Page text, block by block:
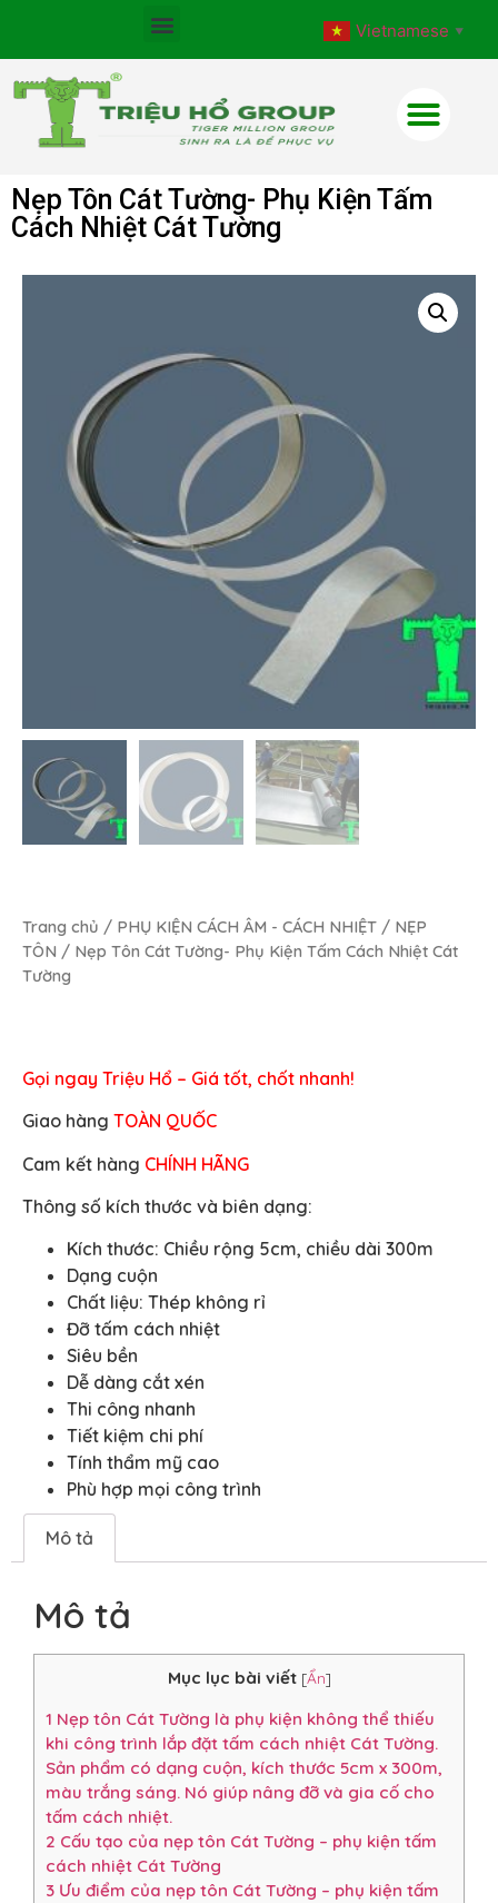
Vietnamese ▼
Nẹp Tôn Cát Tường- Phụ Kiện Tấm
Cách Nhiệt Cát Tường
Trang chủ / PHỤ KIỆN CÁCH ÂM - CÁCH NHIỆT / NẸP
TÔN / Nẹp Tôn Cát Tường- Phụ Kiện Tấm Cách Nhiệt Cát
Tường
Gọi ngay Triệu Hổ – Giá tốt, chốt nhanh!
Giao hàng TOÀN QUỐC
Cam kết hàng CHÍNH HÃNG
Thông số kích thước và biên dạng:
Kích thước: Chiều rộng 5cm, chiều dài 300m
Dạng cuộn
Chất liệu: Thép không rỉ
Đỡ tấm cách nhiệt
Siêu bền
Dễ dàng cắt xén
Thi công nhanh
Tiết kiệm chi phí
Tính thẩm mỹ cao
Phù hợp mọi công trình
Mô tả
Mô tả
Mục lục bài viết [Ẩn]
1 Nẹp tôn Cát Tường là phụ kiện không thể thiếu
khi công trình lắp đặt tấm cách nhiệt Cát Tường.
Sản phẩm có dạng cuộn, kích thước 5cm x 300m,
màu trắng sáng. Nó giúp nâng đỡ và gia cố cho
tấm cách nhiệt.
2 Cấu tạo của nẹp tôn Cát Tường – phụ kiện tấm
cách nhiệt Cát Tường
3 Ưu điểm của nẹp tôn Cát Tường – phụ kiện tấm